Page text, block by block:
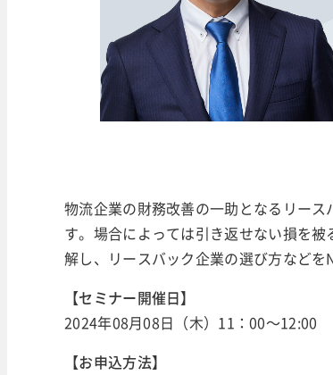
物流企業の財務改善の一助となるリー
す。場合によっては引き返せない損を
解し、リースバック企業の選び方など
【セミナー開催日】
2024年08月08日（木）11：00～12:00
【お申込方法】